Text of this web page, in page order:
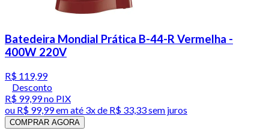
Batedeira Mondial Prática B-44-R Vermelha -
400W 220V
R$ 119,99
Desconto
R$ 99,99no PIX
ou R$ 99,99em até 3x de R$ 33,33 sem juros
COMPRAR AGORA